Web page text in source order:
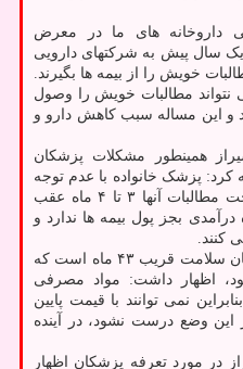
داروخانه های ما در معرض
سال پیش به شرکتهای دارویی
خویش را از بیمه ها بگیرند.
مطالبات خویش را وصول
و این مساله سبب کاهش دارو و
همینطور مشکلات پزشکان
کرد: پزشک خانواده با عدم توجه
و بدتعهدی ها مانده است و پرداخت مطالبات آنها ۳ تا ۴ ماه عقب
بجز پول بیمه ها ندارد و
کنند.
وی با اشاره به اینکه حقوق مراقبان سلامت قریب ۴۳ ماه است که
اظهار داشت: مواد مصرفی
نمی توانند با قیمت پایین
این وضع درست نشود، در آینده
در مورد تعرفه پزشکان اظهار